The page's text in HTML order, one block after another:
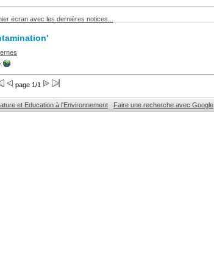
écran avec les dernières notices...
page 1/1
et Education à l'Environnement Faire une recherche avec Google